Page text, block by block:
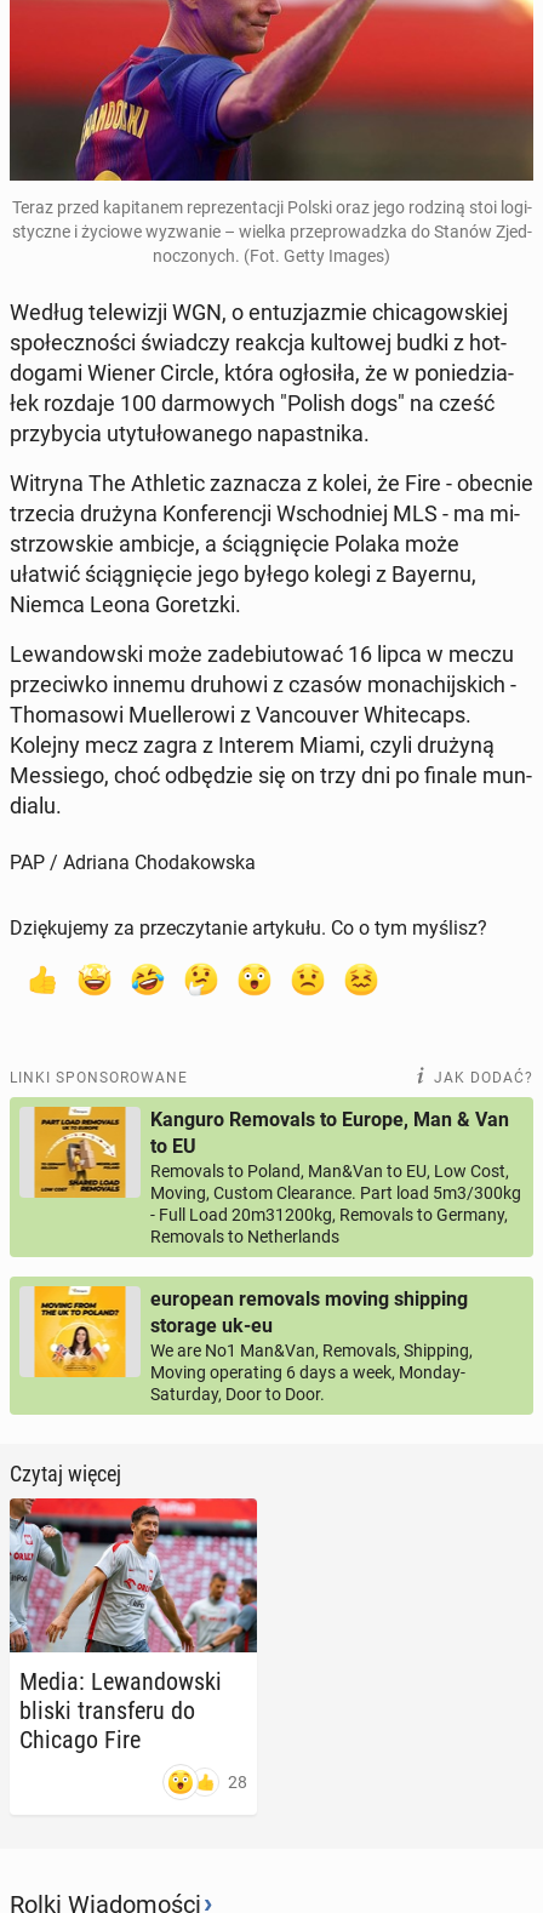
Teraz przed ka­pi­ta­nem re­pre­zen­ta­cji Polski oraz jego rodziną stoi lo­gi­
stycz­ne i życiowe wy­zwa­nie – wielka prze­pro­wadz­ka do Stanów Zjed­
no­czo­nych. (Fot. Getty Images)
Według te­le­wi­zji WGN, o en­tu­zja­zmie chi­ca­gow­skiej
spo­łecz­no­ści świad­czy reakcja kul­to­wej budki z hot-
dogami Wiener Circle, która ogło­si­ła, że w po­nie­dzia­
łek rozdaje 100 dar­mo­wych "Polish dogs" na cześć
przy­by­cia uty­tu­ło­wa­ne­go na­past­ni­ka.
Witryna The Ath­le­tic za­zna­cza z kolei, że Fire - obecnie
trzecia drużyna Kon­fe­ren­cji Wschod­niej MLS - ma mi­
strzow­skie ambicje, a ścią­gnię­cie Polaka może
ułatwić ścią­gnię­cie jego byłego kolegi z Bayernu,
Niemca Leona Go­retz­ki.
Le­wan­dow­ski może za­de­biu­to­wać 16 lipca w meczu
prze­ciw­ko innemu druhowi z czasów mo­na­chij­skich -
Tho­ma­so­wi Mu­el­le­ro­wi z Van­co­uver Whi­te­caps.
Kolejny mecz zagra z Interem Miami, czyli drużyną
Mes­sie­go, choć od­bę­dzie się on trzy dni po finale mun­
dia­lu.
PAP / Adriana Chodakowska
Dziękujemy za przeczytanie artykułu. Co o tym myślisz?
LINKI SPONSOROWANE JAK DODAĆ?
Kanguro Removals to Europe, Man & Van
to EU
Removals to Poland, Man&Van to EU, Low Cost,
Moving, Custom Clearance. Part load 5m3/300kg
- Full Load 20m31200kg, Removals to Germany,
Removals to Netherlands
european removals moving shipping
storage uk-eu
We are No1 Man&Van, Removals, Shipping,
Moving operating 6 days a week, Monday-
Saturday, Door to Door.
Czytaj więcej
Media: Le­wan­dow­ski
bliski trans­fe­ru do
Chicago Fire
28
Rolki Wiadomości›